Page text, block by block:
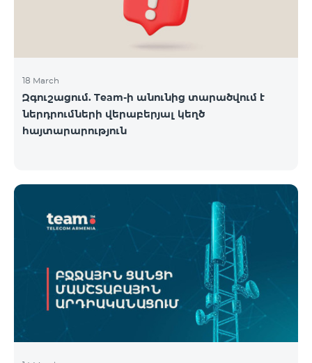
18 March
Զգուշացում. Team-ի անունից տարածվում է
ներդրումների վերաբերյալ կեղծ
հայտարարություն